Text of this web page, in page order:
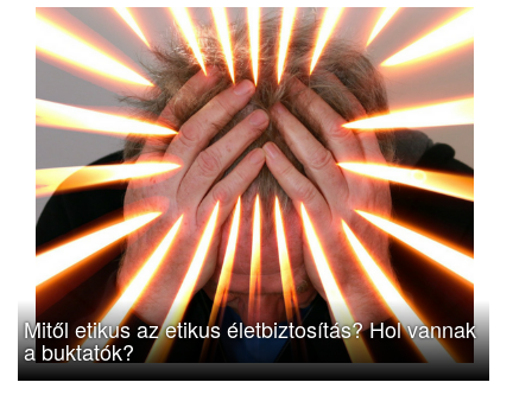
Mitől etikus az etikus életbiztosítás? Hol vannak
a buktatók?